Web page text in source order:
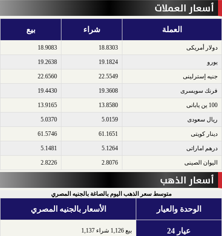
أسعار العملات
العملة شراء بيع
دولار أمريكى​ 18.8303
18.9083
يورو​ 19.1824
19.2638
جنيه إسترلينى​ 22.5549
22.6560
فرنك سويسرى​ 19.3608
19.4430
100 ين يابانى​ 13.8580
13.9165
ريال سعودى​ 5.0159
5.0370
دينار كويتى​ 61.1651
61.5746
درهم اماراتى​ 5.1264
5.1481
اليوان الصينى​ 2.8076
2.8226
أسعار الذهب
متوسط سعر الذهب اليوم بالصاغة بالجنيه المصري
الوحدة والعيار الأسعار بالجنيه المصري
عيار 24 بيع 1,126 شراء 1,137